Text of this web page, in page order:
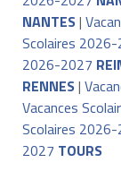
NANTES|
Scolaires
2026-2027
RENNES|
Vacances
Scolaires
2027 TOURS